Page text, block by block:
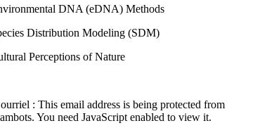
DNA (eDNA) Methods
Distribution Modeling (SDM)
Perceptions of Nature
: This email address is being protected from
You need JavaScript enabled to view it.